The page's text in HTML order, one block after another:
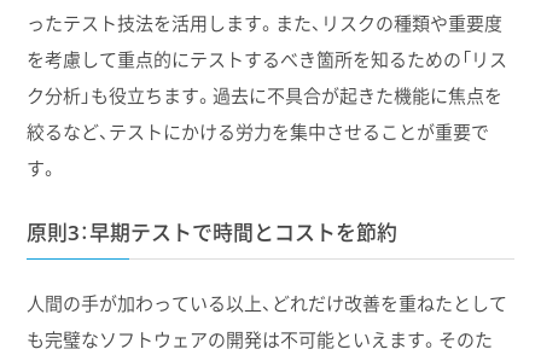
ったテスト技法を活用します。また、リスクの種類や重要度
を考慮して重点的にテストするべき箇所を知るための「リス
ク分析」も役立ちます。過去に不具合が起きた機能に焦点を
絞るなど、テストにかける労力を集中させることが重要で
す。
原則3：早期テストで時間とコストを節約
人間の手が加わっている以上、どれだけ改善を重ねたとして
も完璧なソフトウェアの開発は不可能といえます。そのた